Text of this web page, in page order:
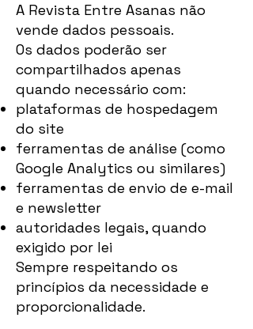
A Revista Entre Asanas não
vende dados pessoais.
Os dados poderão ser
compartilhados apenas
quando necessário com:
plataformas de hospedagem
do site
ferramentas de análise (como
Google Analytics ou similares)
ferramentas de envio de e-mail
e newsletter
autoridades legais, quando
exigido por lei
Sempre respeitando os
princípios da necessidade e
proporcionalidade.